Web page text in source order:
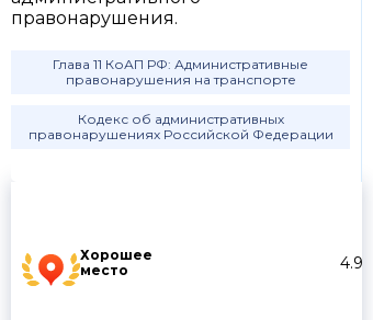
Хорошее
место
4.9
правонарушения.
Глава 11 КоАП РФ: Административные
правонарушения на транспорте
Кодекс об административных
правонарушениях Российской Федерации